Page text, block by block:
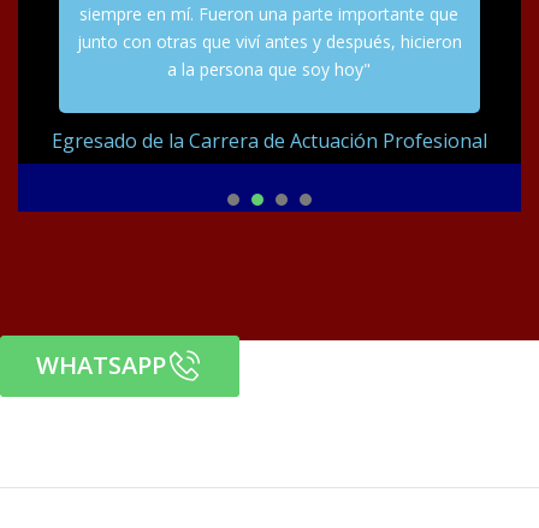
siempre en mí. Fueron una parte importante que
junto con otras que viví antes y después, hicieron
a la persona que soy hoy"
Egresado de la Carrera de Actuación Profesional
1 2 3 4
WHATSAPP